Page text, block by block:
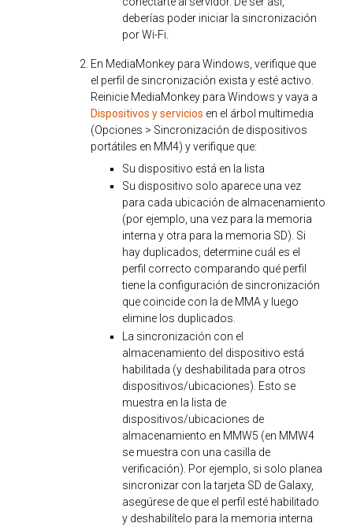
deberías poder iniciar la sincronización
por Wi-Fi.
En MediaMonkey para Windows, verifique que
el perfil de sincronización exista y esté activo.
Reinicie MediaMonkey para Windows y vaya a
Dispositivos y servicios en el árbol multimedia
(Opciones > Sincronización de dispositivos
portátiles en MM4) y verifique que:
Su dispositivo está en la lista
Su dispositivo solo aparece una vez
para cada ubicación de almacenamiento
(por ejemplo, una vez para la memoria
interna y otra para la memoria SD). Si
hay duplicados, determine cuál es el
perfil correcto comparando qué perfil
tiene la configuración de sincronización
que coincide con la de MMA y luego
elimine los duplicados.
La sincronización con el
almacenamiento del dispositivo está
habilitada (y deshabilitada para otros
dispositivos/ubicaciones). Esto se
muestra en la lista de
dispositivos/ubicaciones de
almacenamiento en MMW5 (en MMW4
se muestra con una casilla de
verificación). Por ejemplo, si solo planea
sincronizar con la tarjeta SD de Galaxy,
asegúrese de que el perfil esté habilitado
y deshabilítelo para la memoria interna